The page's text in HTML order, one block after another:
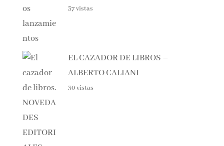
37 vistas
EL CAZADOR DE LIBROS –
ALBERTO CALIANI
30 vistas